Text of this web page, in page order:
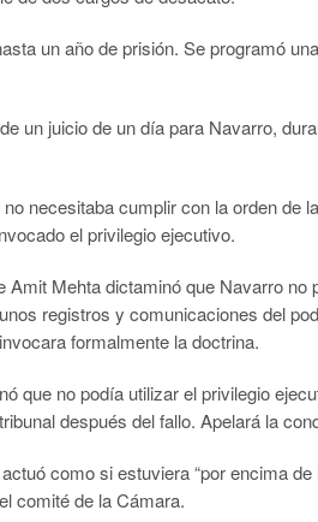
un año de prisión. Se programó
un juicio de un día para Navarro,
necesitaba cumplir con la orden de
el privilegio ejecutivo.
Amit Mehta dictaminó que Navarro
registros y comunicaciones del
formalmente la doctrina.
que no podía utilizar el privilegio
después del fallo. Apelará la
como si estuviera “por encima
comité de la Cámara.